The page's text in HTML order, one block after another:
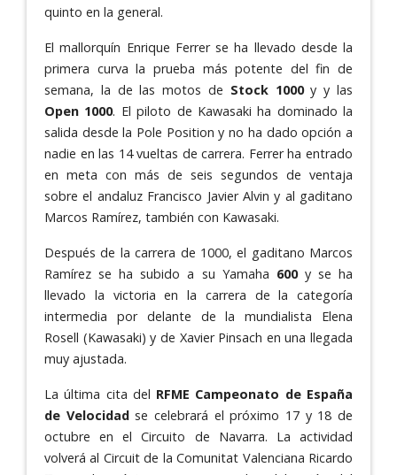
quinto en la general.
El mallorquín Enrique Ferrer se ha llevado desde la
primera curva la prueba más potente del fin de
semana, la de las motos de Stock 1000y y las
Open 1000. El piloto de Kawasaki ha dominado la
salida desde la Pole Position y no ha dado opción a
nadie en las 14 vueltas de carrera. Ferrer ha entrado
en meta con más de seis segundos de ventaja
sobre el andaluz Francisco Javier Alvin y al gaditano
Marcos Ramírez, también con Kawasaki.
Después de la carrera de 1000, el gaditano Marcos
Ramírez se ha subido a su Yamaha 600y se ha
llevado la victoria en la carrera de la categoría
intermedia por delante de la mundialista Elena
Rosell (Kawasaki) y de Xavier Pinsach en una llegada
muy ajustada.
La última cita del RFME Campeonato de España
de Velocidadse celebrará el próximo 17 y 18 de
octubre en el Circuito de Navarra. La actividad
volverá al Circuit de la Comunitat Valenciana Ricardo